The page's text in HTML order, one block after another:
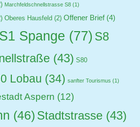
Marchfeldschnellstrasse S8 (1)
Oberes Hausfeld (2) Offener Brief(4)
S1 Spange (77) S8
(43) S80
Lobau (34) sanfter Tourismus (1)
Aspern (12)
(46) Stadtstrasse (43)